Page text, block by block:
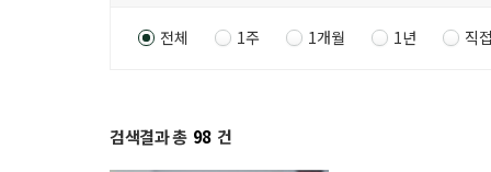
전체 1주 1개월 1년 직
검색결과 총 98 건